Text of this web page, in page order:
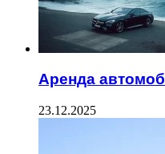
Аренда
23.12.2025